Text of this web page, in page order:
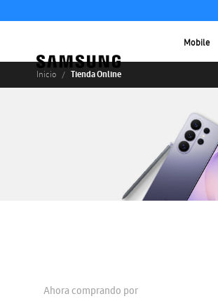
Mobile
Inicio Tienda Online
Ahora comprando por